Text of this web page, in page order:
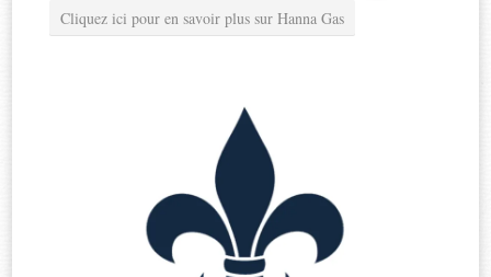
Cliquez ici pour en savoir plus sur Hanna Gas